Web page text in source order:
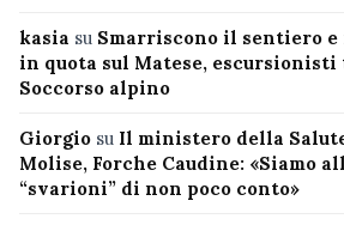
kasia su Smarriscono il sentiero
in quota sul Matese,
Soccorso alpino
Giorgio su Il ministero della
Molise, Forche Caudine: «Siamo
“svarioni” di non poco conto»